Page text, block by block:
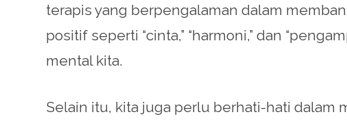
terapis yang berpengalaman dalam
positif seperti “cinta,” “harmoni,” dan
mental kita.
Selain itu, kita juga perlu berhati-hati dalam